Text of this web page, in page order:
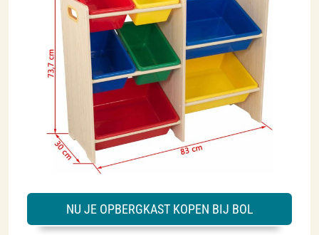
NU JE OPBERGKAST KOPEN BIJ BOL